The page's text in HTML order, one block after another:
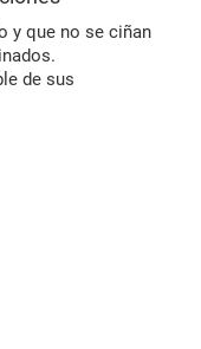
y que no se ciñan
de sus